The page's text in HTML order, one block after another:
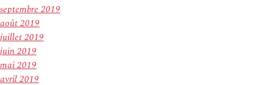
septembre 2019
août 2019
juillet 2019
juin 2019
mai 2019
avril 2019